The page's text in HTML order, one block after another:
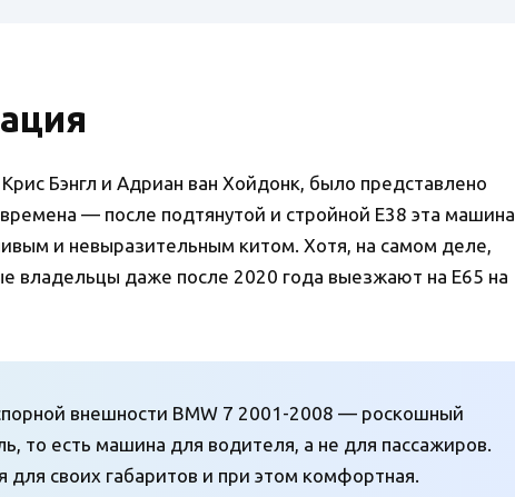
Бэнгл и Адриан ван Хойдонк, было представлено
— после подтянутой и стройной E38 эта машина
и невыразительным китом. Хотя, на самом деле,
владельцы даже после 2020 года выезжают на E65 на
внешности BMW 7 2001-2008 — роскошный
то есть машина для водителя, а не для пассажиров.
для своих габаритов и при этом комфортная.